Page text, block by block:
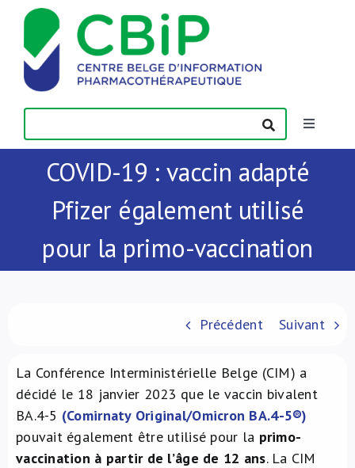
Passer
contenu
Toggle
Actualités
Publications
Formations
À propos de nous
COVID-19 : vaccin adapté
Pfizer également utilisé
pour la primo-vaccination
Précédent Suivant
La Conférence Interministérielle Belge (CIM) a
décidé le 18 janvier 2023 que le vaccin bivalent
BA.4-5 (Comirnaty Original/Omicron BA.4-5®)
pouvait également être utilisé pour la primo-
vaccination à partir de l’âge de 12 ans. La CIM